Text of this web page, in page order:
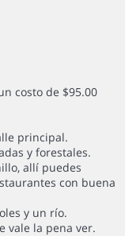
costo de $95.00
principal.
y forestales.
allí puedes
con buena
y un río.
vale la pena ver.